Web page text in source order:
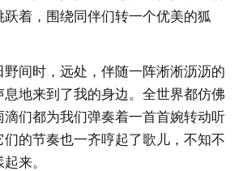
着，围绕同伴们转一个优美的狐
野间时，远处，伴随一阵淅淅沥沥的
地来到了我的身边。全世界都仿佛
滴们都为我们弹奏着一首首婉转动听
们的节奏也一齐哼起了歌儿，不知不
来。